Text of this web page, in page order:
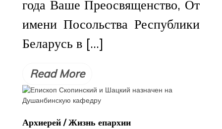
года Ваше Преосвященство, От
имени Посольства Республики
Беларусь в […]
Read More
Архиерей/Жизнь епархии